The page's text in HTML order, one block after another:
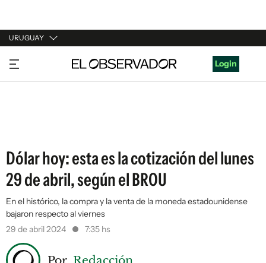
URUGUAY
URUGUAY
ARGENTINA
Login
Dólar hoy: esta es la cotización del lunes
29 de abril, según el BROU
En el histórico, la compra y la venta de la moneda estadounidense
bajaron respecto al viernes
29 de abril 2024
7:35 hs
Por Redacción